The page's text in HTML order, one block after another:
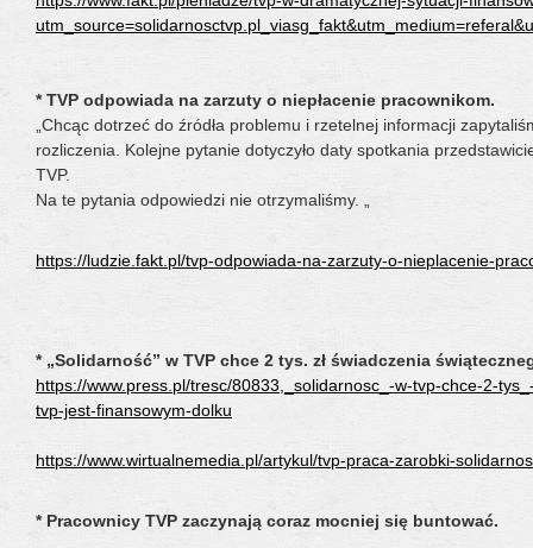
* TVP odpowiada na zarzuty o niepłacenie pracownikom.
„Chcąc dotrzeć do źródła problemu i rzetelnej informacji
rozliczenia. Kolejne pytanie dotyczyło daty spotkania
TVP.
Na te pytania odpowiedzi nie otrzymaliśmy. „
https://ludzie.fakt.pl/tvp-odpowiada-na-zarzuty-o-nieplacenie-
* „Solidarność” w TVP chce 2 tys. zł świadczenia
https://www.press.pl/tresc/80833,_solidarnosc_-w-tvp-chce-2-
tvp-jest-finansowym-dolku
https://www.wirtualnemedia.pl/artykul/tvp-praca-zarobki-
* Pracownicy TVP zaczynają coraz mocniej się buntować.